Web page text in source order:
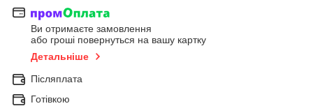
Ви отримаєте замовлення
або гроші повернуться на вашу картку
Детальніше
Післяплата
Готівкою